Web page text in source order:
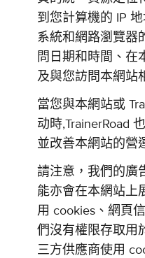
到您計算機的 IP
系統和網路瀏覽器
問日期和時間、在
及與您訪問本網站
當您與本網站或
动時,TrainerRoad
並改善本網站的營
請注意，我們的廣
能亦會在本網站上
用 cookies、網頁
們沒有權限存取用
三方供應商使用